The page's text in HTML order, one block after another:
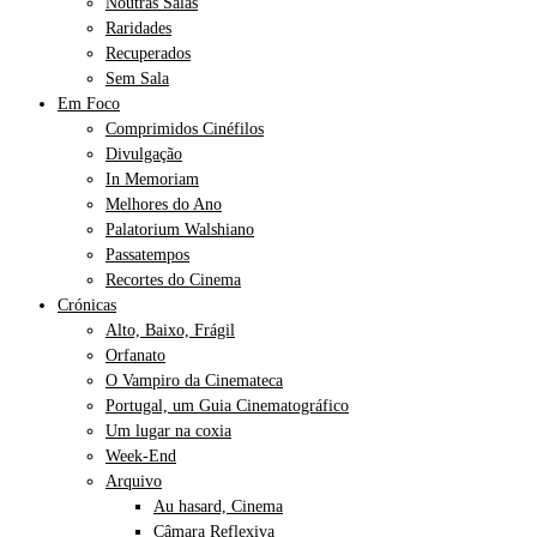
Raridades
Recuperados
Sem Sala
Em Foco
Comprimidos Cinéfilos
Divulgação
In Memoriam
Melhores do Ano
Palatorium Walshiano
Passatempos
Recortes do Cinema
Crónicas
Alto, Baixo, Frágil
Orfanato
O Vampiro da Cinemateca
Portugal, um Guia Cinematográfico
Um lugar na coxia
Week-End
Arquivo
Au hasard, Cinema
Câmara Reflexiva